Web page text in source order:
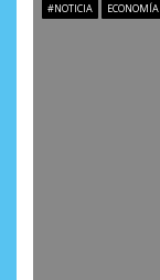
#NOTICIA ECONOMÍA